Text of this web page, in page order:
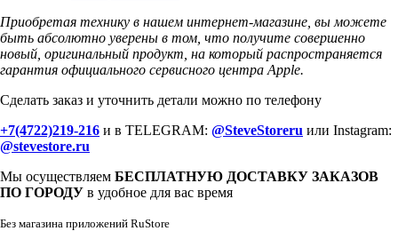
Приобретая технику в нашем интернет-магазине, вы можете
быть абсолютно уверены в том, что получите совершенно
новый, оригинальный продукт, на который распространяется
гарантия официального сервисного центра Apple.
Сделать заказ и уточнить детали можно по телефону
+7(4722)219-216 и в TELEGRAM: @SteveStoreru или Instagram:
@stevestore.ru
Мы осуществляем БЕСПЛАТНУЮ ДОСТАВКУ ЗАКАЗОВ
ПО ГОРОДУ в удобное для вас время
Без магазина приложений RuStore